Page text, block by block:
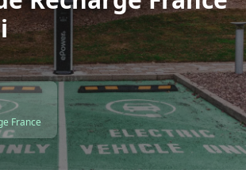
Retour à la liste des métiers
CGU-Confidentialité- Service proposé parViteUnDevis.com-Vous
France